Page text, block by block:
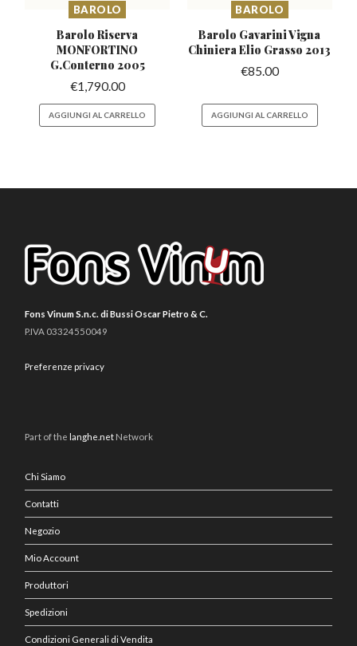
BAROLO
Barolo Riserva
MONFORTINO
G.Conterno 2005
€1,790.00
AGGIUNGI AL CARRELLO
BAROLO
Barolo Gavarini Vigna
ChinieraElio Grasso 2013
€85.00
AGGIUNGI AL CARRELLO
Fons Vinum S.n.c. di Bussi Oscar Pietro & C.
P.IVA 03324550049
Preferenze privacy
Part of the langhe.net Network
Chi Siamo
Contatti
Negozio
Mio Account
Produttori
Spedizioni
Condizioni Generali di Vendita